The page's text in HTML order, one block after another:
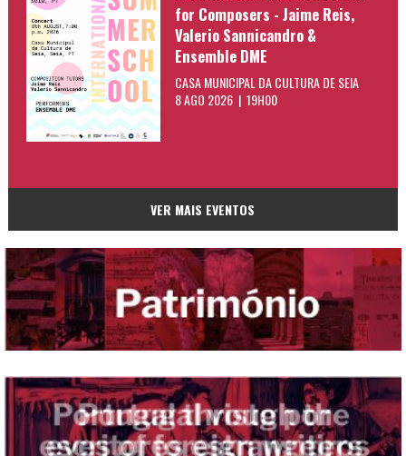
for Composers - Jaime Reis,
Valerio Sannicandro &
Ensemble DME
CASA MUNICIPAL DA CULTURA DE SEIA
8 AGO 2026 | 19H00
VER MAIS EVENTOS